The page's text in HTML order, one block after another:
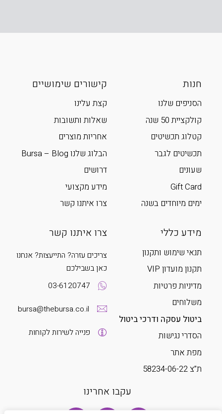
חנות
הסניפים שלנו
קולקציית 50 שנה
קטלוג תכשיטים
תכשיטים לגבר
שעונים
Gift Card
ימים מיוחדים בשנה
קישורים שימושיים
קצת עלינו
שאלות ותשובות
אחריות מוצרים
הבלוג שלנו Bursa – Blog
דרושים
מידע מקצועי
צרו איתנו קשר
מידע כללי
תנאי שימוש ותקנון
תקנון מועדון VIP
מדיניות פרטיות
משלוחים
ביטול עסקה ודרכי ביטול
הסדרי נגישות
מפת אתר
ת”צ 58234-06-22
צרו איתנו קשר
צריכים עזרה? התייעצות? אנחנו
כאן בשבילכם
03-6120747
bursa@thebursa.co.il
פנייה לשירות לקוחות
עקבו אחרינו